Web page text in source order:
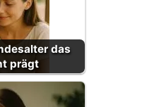
das
prägt